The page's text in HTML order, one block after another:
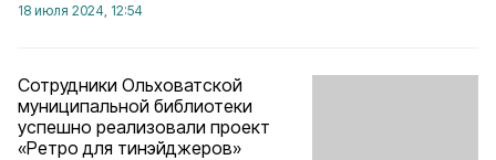
18 июля 2024, 12:54
Сотрудники Ольховатской
муниципальной библиотеки
успешно реализовали проект
«Ретро для тинэйджеров»